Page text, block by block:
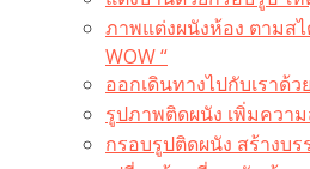
ภาพแต่งผนังห้อง ตามส
WOW “
ออกเดินทางไปกับเราด้
รูปภาพติดผนัง เพิ่มคว
กรอบรูปติดผนัง สร้างบ